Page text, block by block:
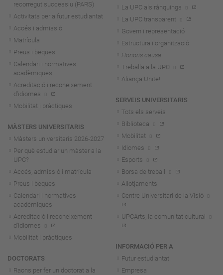
recorregut successiu (PARS)
Activitats per a futur estudiantat
Accés i admissió
Matrícula
Preus i beques
Calendari i normatives
acadèmiques
Acreditació i reconeixement
d'idiomes
Mobilitat i pràctiques
MÀSTERS UNIVERSITARIS
Màsters universitaris 2026-2027
Per què estudiar un màster a la
UPC?
Accés, admissió i matrícula
Preus i beques
Calendari i normatives
acadèmiques
Acreditació i reconeixement
d'idiomes
Mobilitat i pràctiques
DOCTORATS
Raons per fer un doctorat a la
La UPC als rànquings
La UPC transparent
Govern i representació
Estructura i organització
Honoris causa
Treballa a la UPC
Aliança Unite!
SERVEIS UNIVERSITARIS
Tots els serveis
Biblioteca
Mobilitat
Idiomes
Esports
Borsa de treball
Allotjaments
Centre Universitari de la Visió
UPCArts, la comunitat cultural
INFORMACIÓ PER A
Futur estudiantat
Empresa